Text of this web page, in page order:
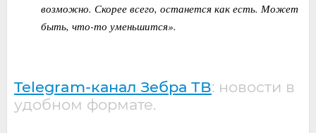
возможно. Скорее всего, останется как есть. Может
быть, что-то уменьшится».
Telegram-канал Зебра ТВ: новости в
удобном формате.